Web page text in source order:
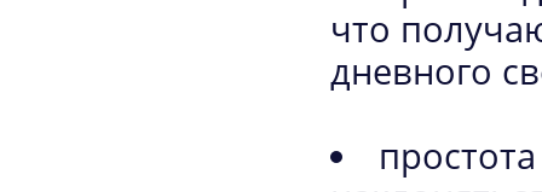
что
дневного